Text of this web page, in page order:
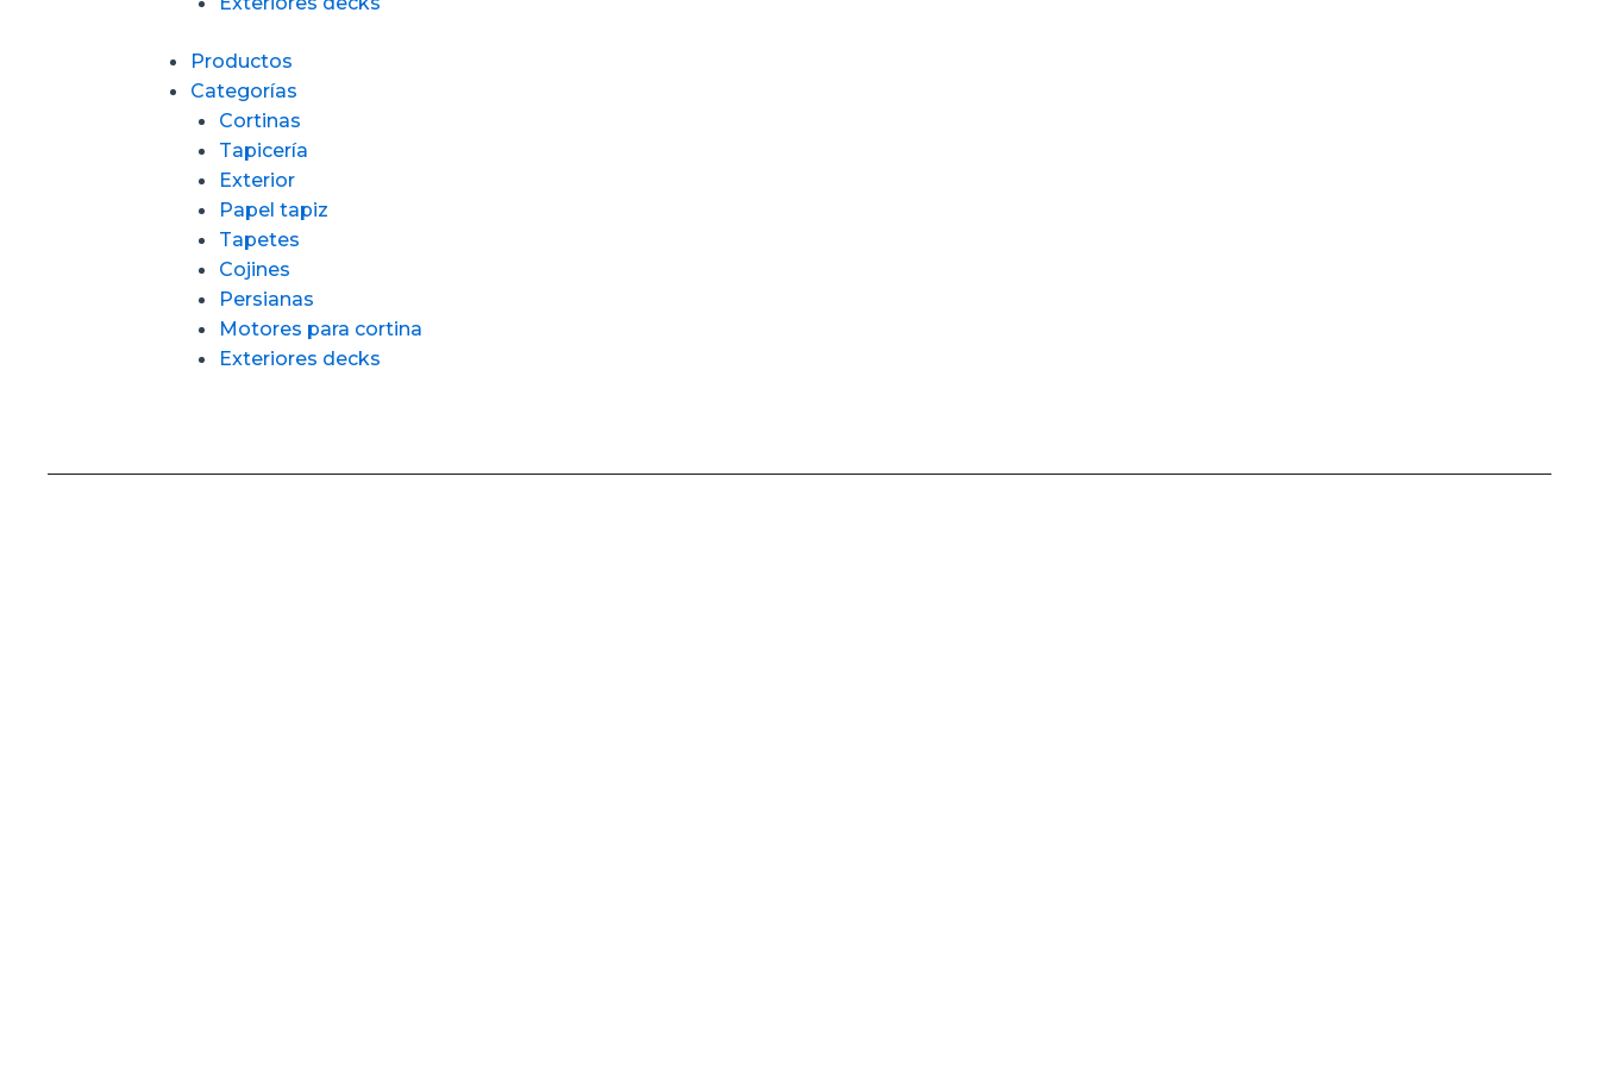
Productos
Categorías
Cortinas
Tapicería
Exterior
Papel tapiz
Tapetes
Cojines
Persianas
Motores para cortina
Exteriores decks